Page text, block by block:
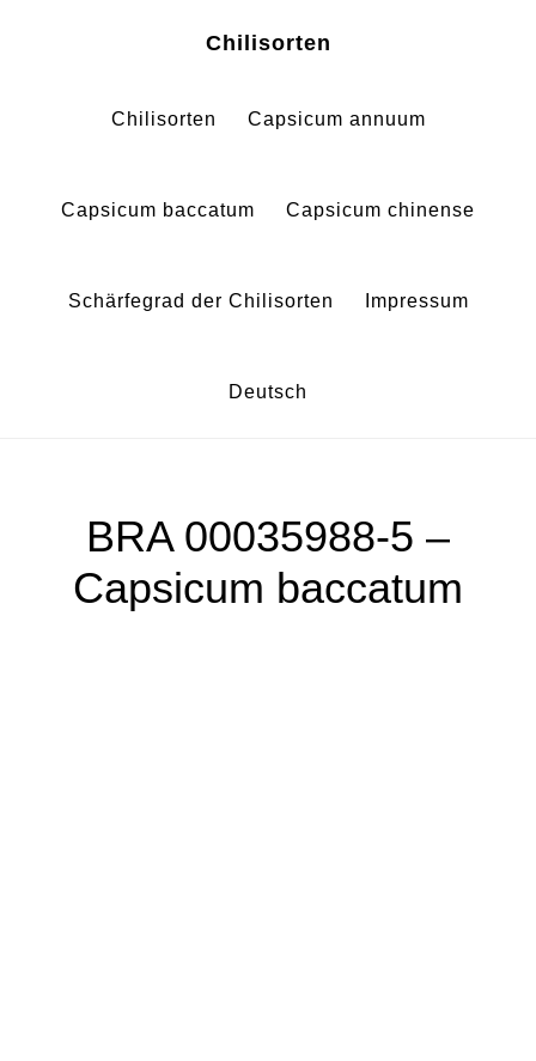
Chilisorten
Chilisorten Capsicum annuum
Capsicum baccatum Capsicum chinense
Schärfegrad der Chilisorten Impressum
Deutsch
BRA 00035988-5 –
Capsicum baccatum